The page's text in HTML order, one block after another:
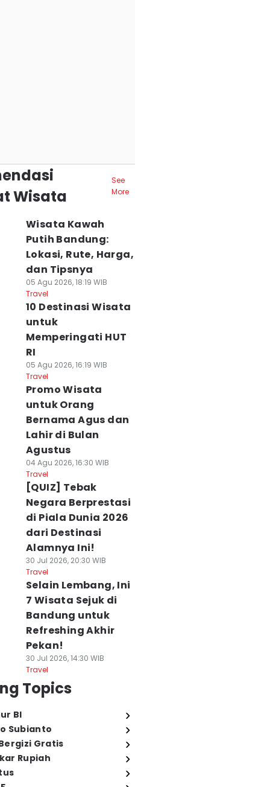
Wisata
See
More
Wisata Kawah
Putih Bandung:
Lokasi, Rute, Harga,
dan Tipsnya
05 Agu 2026, 18:19 WIB
Travel
10 Destinasi Wisata
untuk
Memperingati HUT
RI
05 Agu 2026, 16:19 WIB
Travel
Promo Wisata
untuk Orang
Bernama Agus dan
Lahir di Bulan
Agustus
04 Agu 2026, 16:30 WIB
Travel
[QUIZ] Tebak
Negara Berprestasi
di Piala Dunia 2026
dari Destinasi
Alamnya Ini!
30 Jul 2026, 20:30 WIB
Travel
Selain Lembang, Ini
7 Wisata Sejuk di
Bandung untuk
Refreshing Akhir
Pekan!
30 Jul 2026, 14:30 WIB
Travel
Topics
BI
Subianto
Gratis
Rupiah